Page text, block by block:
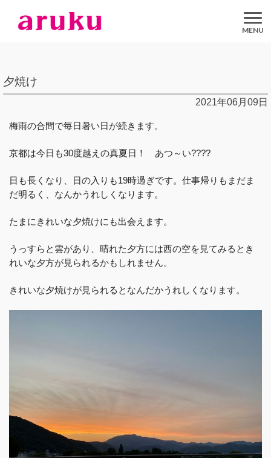
夕焼け
2021年06月09日
梅雨の合間で毎日暑い日が続きます。
京都は今日も30度越えの真夏日！ あつ～い????
日も長くなり、日の入りも19時過ぎです。仕事帰りもまだま
だ明るく、なんかうれしくなります。
たまにきれいな夕焼けにも出会えます。
うっすらと雲があり、晴れた夕方には西の空を見てみるとき
れいな夕方が見られるかもしれません。
きれいな夕焼けが見られるとなんだかうれしくなります。